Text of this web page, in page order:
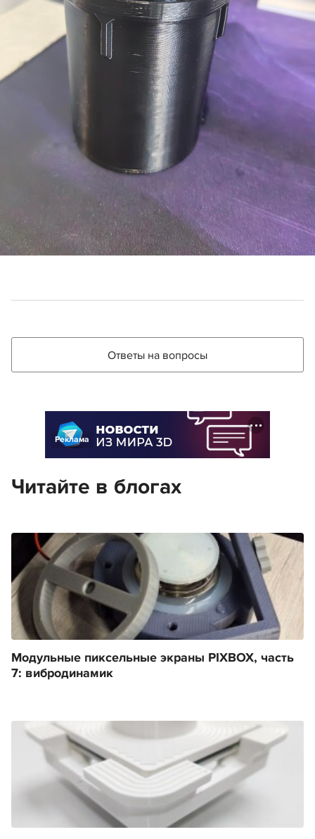
Ответы на вопросы
Реклама
Читайте в блогах
Модульные пиксельные экраны PIXBOX, часть
7: вибродинамик